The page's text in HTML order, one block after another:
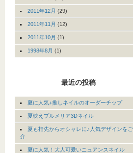
2011年12月 (29)
2011年11月 (12)
2011年10月 (1)
1998年8月 (1)
最近の投稿
夏に人気♪推しネイルのオーダーチップ
夏映えプルメリア3Dネイル
夏も指先からオシャレに♪人気デザインを
介
夏に人気！大人可愛いニュアンスネイル